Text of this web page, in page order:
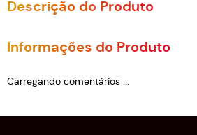
Descrição do Produto
Informações do Produto
Carregando comentários ...